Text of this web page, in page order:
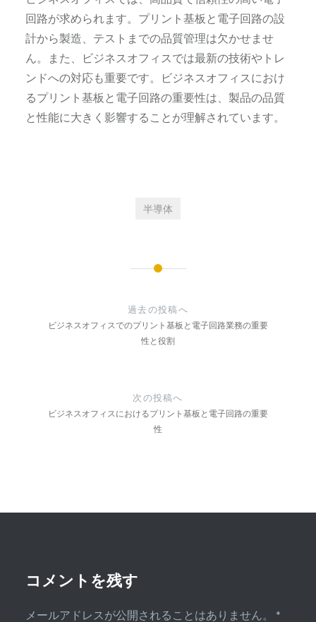
回路が求められます。プリント基板と電子回路の設
計から製造、テストまでの品質管理は欠かせませ
ん。また、ビジネスオフィスでは最新の技術やトレ
ンドへの対応も重要です。ビジネスオフィスにおけ
るプリント基板と電子回路の重要性は、製品の品質
と性能に大きく影響することが理解されています。
半導体
過去の投稿へ
ビジネスオフィスでのプリント基板と電子回路業務の重要
性と役割
次の投稿へ
ビジネスオフィスにおけるプリント基板と電子回路の重要
性
コメントを残す
メールアドレスが公開されることはありません。
*